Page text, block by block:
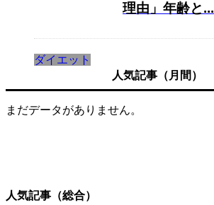
ダイエット
理由」年齢と...
人気記事（月間）
まだデータがありません。
人気記事（総合）